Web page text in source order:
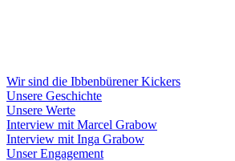
Wir sind die Ibbenbürener Kickers
Unsere Geschichte
Unsere Werte
Interview mit Marcel Grabow
Interview mit Inga Grabow
Unser Engagement